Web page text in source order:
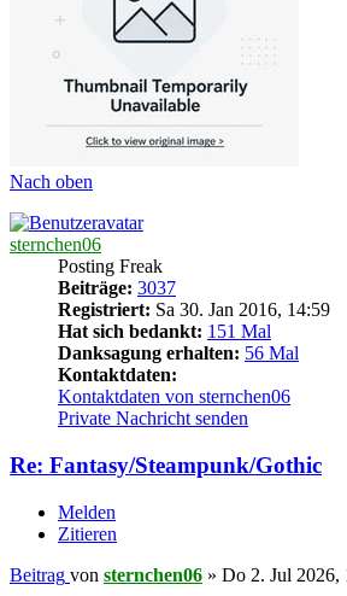
Nach oben
sternchen06
Posting Freak
Beiträge: 3037
Registriert: Sa 30. Jan 2016, 14:59
Hat sich bedankt: 151 Mal
Danksagung erhalten: 56 Mal
Kontaktdaten:
Kontaktdaten von sternchen06
Private Nachricht senden
Re: Fantasy/Steampunk/Gothic
Melden
Zitieren
Beitrag von sternchen06 » Do 2. Jul 2026,